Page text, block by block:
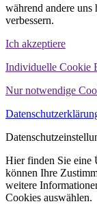
während andere uns
verbessern.
Ich akzeptiere
Individuelle Cookie
Nur notwendige
Hier finden Sie eine
können Ihre
weitere
Cookies auswählen.